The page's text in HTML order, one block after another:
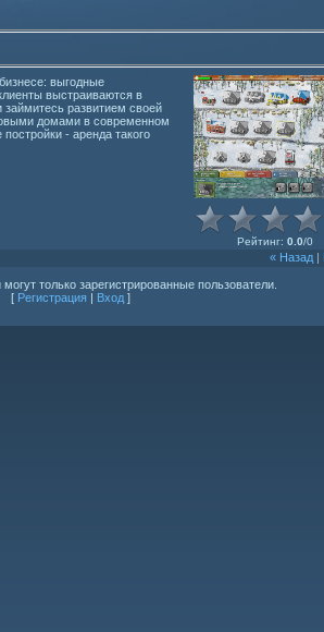
выгодные
выстраиваются в
займитесь развитием своей
домами в современном
- аренда такого
Рейтинг: 0.0/0
« Назад
только зарегистрированные пользователи.
[ Регистрация Вход ]